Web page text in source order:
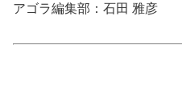
アゴラ編集部：石田 雅彦